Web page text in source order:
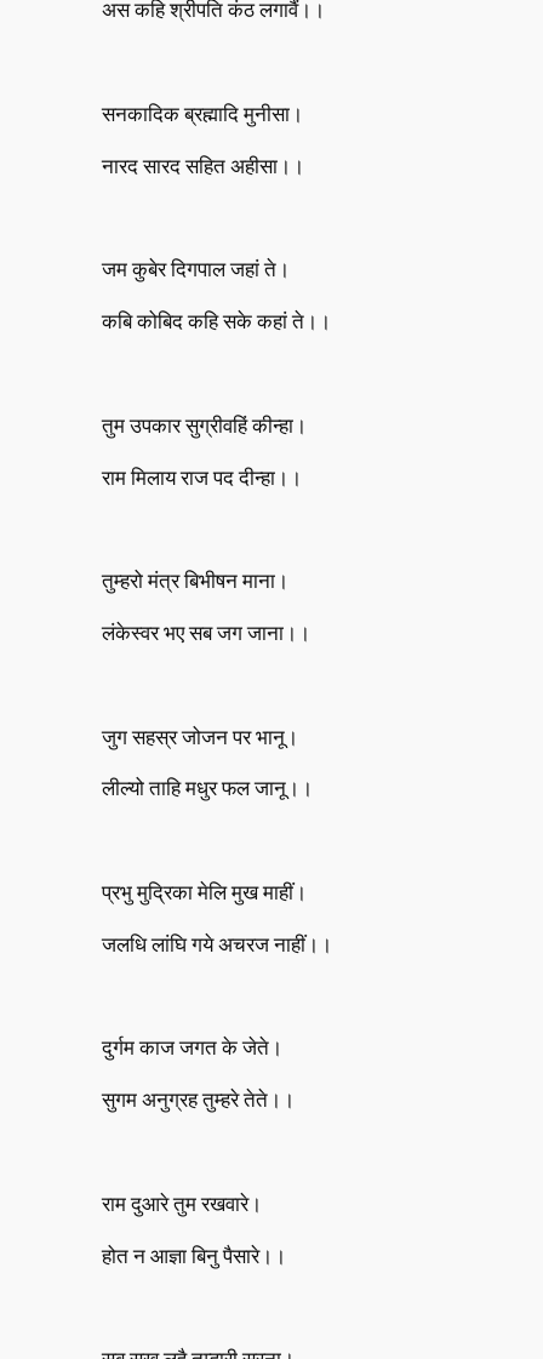
अस कहि श्रीपति कंठ लगावैं।।
सनकादिक ब्रह्मादि मुनीसा।
नारद सारद सहित अहीसा।।
जम कुबेर दिगपाल जहां ते।
कबि कोबिद कहि सके कहां ते।।
तुम उपकार सुग्रीवहिं कीन्हा।
राम मिलाय राज पद दीन्हा।।
तुम्हरो मंत्र बिभीषन माना।
लंकेस्वर भए सब जग जाना।।
जुग सहस्र जोजन पर भानू।
लील्यो ताहि मधुर फल जानू।।
प्रभु मुद्रिका मेलि मुख माहीं।
जलधि लांघि गये अचरज नाहीं।।
दुर्गम काज जगत के जेते।
सुगम अनुग्रह तुम्हरे तेते।।
राम दुआरे तुम रखवारे।
होत न आज्ञा बिनु पैसारे।।